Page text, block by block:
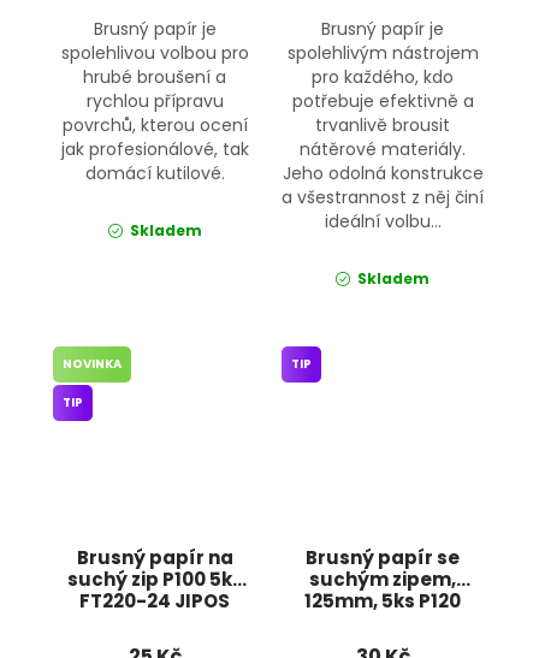
Brusný papír je
spolehlivou volbou pro
hrubé broušení a
rychlou přípravu
povrchů, kterou ocení
jak profesionálové, tak
domácí kutilové.
Skladem
Brusný papír je
spolehlivým nástrojem
pro každého, kdo
potřebuje efektivně a
trvanlivě brousit
nátěrové materiály.
Jeho odolná konstrukce
a všestrannost z něj činí
ideální volbu...
Skladem
Brusný papír na
suchý zip P100 5ks
FT220-24 JIPOS
NOVINKA
TIP
Brusný papír se
suchým zipem,
125mm, 5ks P120
TIP